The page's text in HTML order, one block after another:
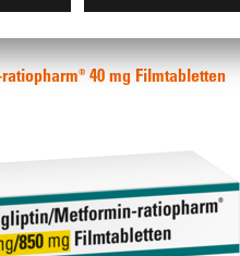
40 mg Filmtabletten